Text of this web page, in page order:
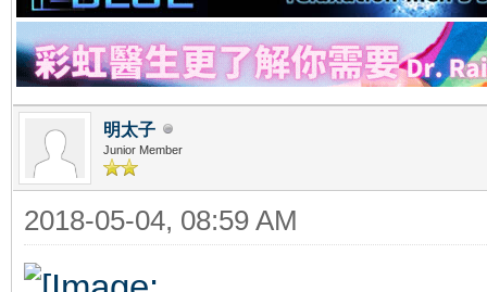
明太子
Junior Member
2018-05-04, 08:59 AM